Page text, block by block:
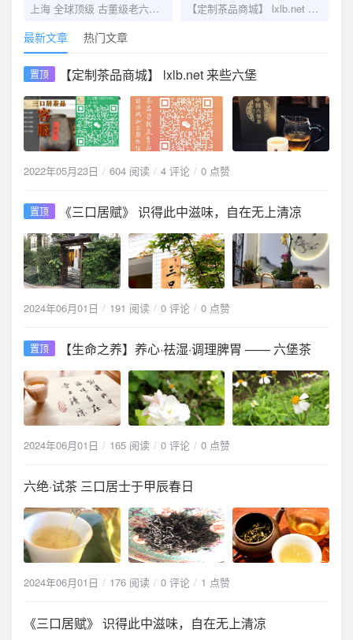
上海 全球顶级 古董级老六堡品鉴会 2018.12 【定制茶品商城】 lxlb.net 来些六堡
最新文章 热门文章
置顶 【定制茶品商城】 lxlb.net 来些六堡
2022年05月23日 604 阅读 4 评论 0 点赞
置顶 《三口居赋》 识得此中滋味，自在无上清凉
2024年06月01日 191 阅读 0 评论 0 点赞
置顶 【生命之养】养心·祛湿·调理脾胃 —— 六堡茶
2024年06月01日 165 阅读 0 评论 0 点赞
六绝·试茶 三口居士于甲辰春日
2024年06月01日 176 阅读 0 评论 1 点赞
《三口居赋》 识得此中滋味，自在无上清凉